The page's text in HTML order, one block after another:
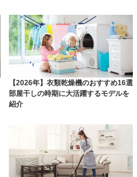
【2026年】衣類乾燥機のおすすめ16選
部屋干しの時期に大活躍するモデルを
紹介